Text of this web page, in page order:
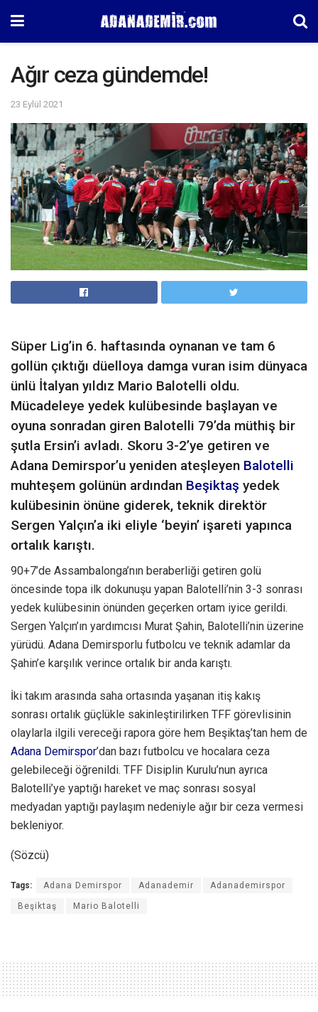
Ağır ceza gündemde!
23 Eylül 2021
Süper Lig’in 6. haftasında oynanan ve tam 6
gollün çıktığı düelloya damga vuran isim dünyaca
ünlü İtalyan yıldız Mario Balotelli oldu.
Mücadeleye yedek kulübesinde başlayan ve
oyuna sonradan giren Balotelli 79’da müthiş bir
şutla Ersin’i avladı. Skoru 3-2’ye getiren ve
Adana Demirspor’u yeniden ateşleyen Balotelli
muhteşem golünün ardından Beşiktaş yedek
kulübesinin önüne giderek, teknik direktör
Sergen Yalçın’a iki eliyle ‘beyin’ işareti yapınca
ortalık karıştı.
90+7’de Assambalonga’nın beraberliği getiren golü
öncesinde topa ilk dokunuşu yapan Balotelli’nin 3-3 sonrası
yedek kulübesinin önünden geçerken ortam iyice gerildi.
Sergen Yalçın’ın yardımcısı Murat Şahin, Balotelli’nin üzerine
yürüdü. Adana Demirsporlu futbolcu ve teknik adamlar da
Şahin’e karşılık verince ortalık bir anda karıştı.
İki takım arasında saha ortasında yaşanan itiş kakış
sonrası ortalık güçlükle sakinleştirilirken TFF görevlisinin
olaylarla ilgili vereceği rapora göre hem Beşiktaş’tan hem de
Adana Demirspor’dan bazı futbolcu ve hocalara ceza
gelebileceği öğrenildi. TFF Disiplin Kurulu’nun ayrıca
Balotelli’ye yaptığı hareket ve maç sonrası sosyal
medyadan yaptığı paylaşım nedeniyle ağır bir ceza vermesi
bekleniyor.
(Sözcü)
Tags: Adana Demirspor Adanademir Adanademirspor
Beşiktaş Mario Balotelli